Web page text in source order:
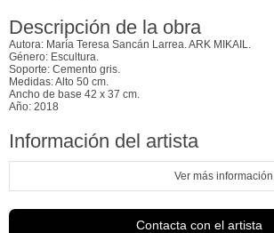
Descripción de la obra
Autora: María Teresa Sancán Larrea. ARK MIKAIL.
Género: Escultura.
Soporte: Cemento gris.
Medidas: Alto 50 cm.
Ancho de base 42 x 37 cm.
Año: 2018
Información del artista
Ver más
Contacta con el artista